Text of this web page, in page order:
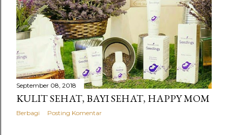
P
o
s
t
i
n
September 08, 2018
KULIT SEHAT, BAYI SEHAT, HAPPY MOM
Berbagi Posting Komentar